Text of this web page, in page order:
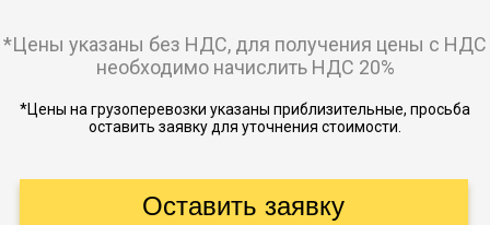
*Цены указаны без НДС, для получения цены с НДС
необходимо начислить НДС 20%
*Цены на грузоперевозки указаны приблизительные, просьба
оставить заявку для уточнения стоимости.